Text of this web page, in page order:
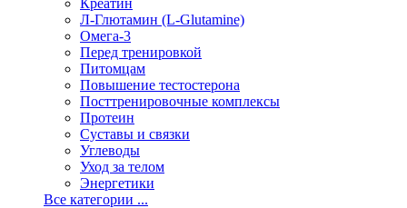
Креатин
Л-Глютамин (L-Glutamine)
Омега-3
Перед тренировкой
Питомцам
Повышение тестостерона
Посттренировочные комплексы
Протеин
Суставы и связки
Углеводы
Уход за телом
Энергетики
Все категории ...